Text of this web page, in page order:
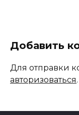
Добавить
Для отправки
авторизоваться.